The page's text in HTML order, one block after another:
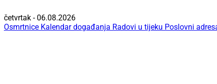
četvrtak - 06.08.2026
Osmrtnice Kalendar događanja Radovi u tijeku Poslovni